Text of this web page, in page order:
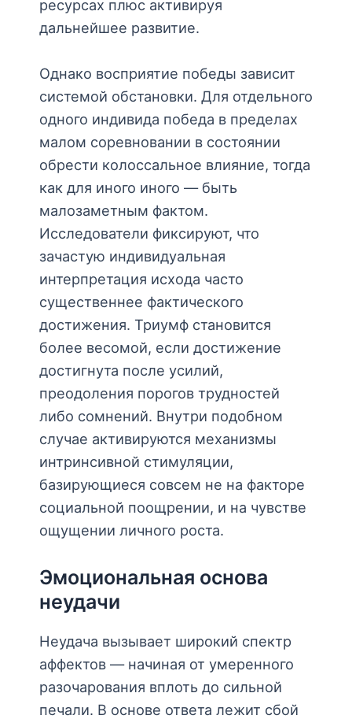
ресурсах плюс активируя
дальнейшее развитие.
Однако восприятие победы зависит
системой обстановки. Для отдельного
одного индивида победа в пределах
малом соревновании в состоянии
обрести колоссальное влияние, тогда
как для иного иного — быть
малозаметным фактом.
Исследователи фиксируют, что
зачастую индивидуальная
интерпретация исхода часто
существеннее фактического
достижения. Триумф становится
более весомой, если достижение
достигнута после усилий,
преодоления порогов трудностей
либо сомнений. Внутри подобном
случае активируются механизмы
интринсивной стимуляции,
базирующиеся совсем не на факторе
социальной поощрении, и на чувстве
ощущении личного роста.
Эмоциональная основа
неудачи
Неудача вызывает широкий спектр
аффектов — начиная от умеренного
разочарования вплоть до сильной
печали. В основе ответа лежит сбой